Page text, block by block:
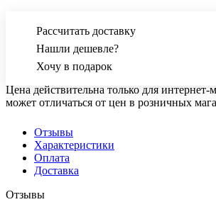
Рассчитать доставку
Нашли дешевле?
Хочу в подарок
Цена действительна только для интернет-
может отличаться от цен в розничных
Отзывы
Характеристики
Оплата
Доставка
Отзывы